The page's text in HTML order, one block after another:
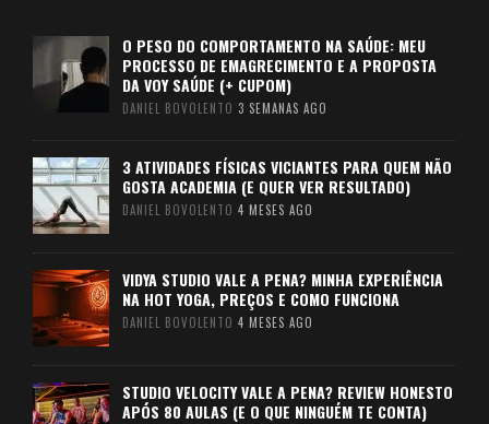
O PESO DO COMPORTAMENTO NA SAÚDE: MEU
PROCESSO DE EMAGRECIMENTO E A PROPOSTA
DA VOY SAÚDE (+ CUPOM)
DANIEL BOVOLENTO 3 SEMANAS AGO
3 ATIVIDADES FÍSICAS VICIANTES PARA QUEM NÃO
GOSTA ACADEMIA (E QUER VER RESULTADO)
DANIEL BOVOLENTO 4 MESES AGO
VIDYA STUDIO VALE A PENA? MINHA EXPERIÊNCIA
NA HOT YOGA, PREÇOS E COMO FUNCIONA
DANIEL BOVOLENTO 4 MESES AGO
STUDIO VELOCITY VALE A PENA? REVIEW HONESTO
APÓS 80 AULAS (E O QUE NINGUÉM TE CONTA)